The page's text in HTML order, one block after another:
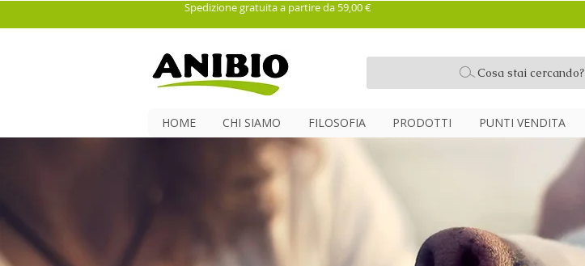
Spedizione gratuita a partire da 59,00 €
Cosa stai cercando?
HOME CHI SIAMO FILOSOFIA PRODOTTI PUNTI VENDITA